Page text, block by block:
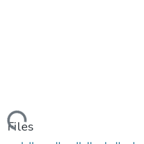
Files